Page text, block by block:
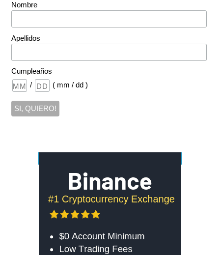
Nombre
Apellidos
Cumpleaños
/
( mm / dd )